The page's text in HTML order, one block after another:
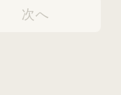
次へ